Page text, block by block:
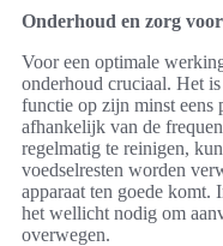
Onderhoud en zorg
Voor een optimale
onderhoud cruciaal. Het
functie op zijn minst eens
afhankelijk van de
regelmatig te reinigen,
voedselresten worden
apparaat ten goede
het wellicht nodig om
overwegen.